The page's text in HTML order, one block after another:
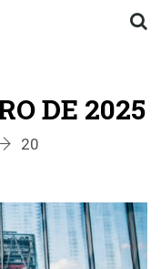
DE 2025
20